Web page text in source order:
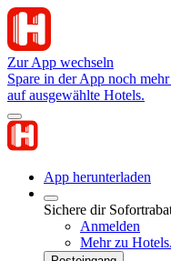
Zur App wechseln
Spare in der App noch
auf ausgewählte Hotels.
App herunterladen
Sichere dir
Anmelden
Mehr zu